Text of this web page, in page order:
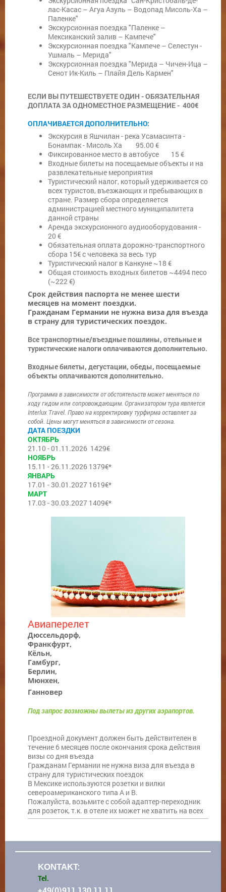
лас-Касас – Агуа Азуль – Водопад Мисоль-Ха –
Паленке"
Экскурсионная поездка "Паленке –
Мексиканский залив – Кампече"
Экскурсионная поездка "Кампече – Селестун -
Ушмаль – Мерида"
Экскурсионная поездка "Мерида – Чичен-Ица –
Сенот Ик-Киль – Плайя Дель Кармен"
ЕСЛИ ВЫ ПУТЕШЕСТВУЕТЕ ОДИН - ОБЯЗАТЕЛЬНАЯ
ДОПЛАТА ЗА ОДНОМЕСТНОЕ РАЗМЕЩЕНИЕ - 400€
ОПЛАЧИВАЕТСЯ ДОПОЛНИТЕЛЬНО:
Экскурсия в Яшчилан - река Усамасинта -
Бонампак - Мисоль Ха 95.00 €
Фиксированное место в автобусе 15 €
Входные билеты на посещаемые объекты и на
развлекательные мероприятия
Туристический налог, который удерживается со
всех туристов, въезжающих и пребывающих в
стране. Размер сбора определяется
администрацией местного муниципалитета
данной страны
Аренда экскурсионного аудиооборудования -
20 €
Обязательная оплата дорожно-транспортного
сбора 15€ с человека за весь тур
Туристический налог в Канкуне ~18 €
Общая стоимость входных билетов ~4494 песо
(~222 €)
Cрок действия паспорта не менее шести
месяцев на момент поездки.
Гражданам Германии не нужна виза для въезда
в страну для туристических поездок.
Все транспортные/въездные пошлины, отельные и
туристические налоги оплачиваются дополнительно.
Входные билеты, дегустации, обеды, посещаемые
объекты оплачиваются дополнительно.
Программа в зависимости от обстоятельств может меняться по
ходу гидом или сопровождающим. Организатором тура является
Interlux Travel. Право на корректировку турфирма оставляет за
собой. Цены могут меняться в зависимости от сезона.
ДАТА ПОЕЗДКИ
ОКТЯБРЬ
21.10 - 01.11.2026 1429€
НОЯБРЬ
15.11 - 26.11.2026 1379€*
ЯНВАРЬ
17.01 - 30.01.2027 1619€*
МАРТ
17.03 - 30.03.2027 1409€*
Авиаперелет
Дюссельдорф,
Франкфурт,
Кёльн,
Гамбург,
Берлин,
Мюнхен,
Ганновер
Под запрос возможны вылеты из других аэрапортов.
Проездной документ должен быть действителен в
течение 6 месяцев после окончания срока действия
визы со дня въезда
Гражданам Германии не нужна виза для въезда в
страну для туристических поездок
В Мексике используются розетки и вилки
североамериканского типа А и В.
Пожалуйста, возьмите с собой адаптер-переходник
для розеток, т.к. в отеле их может не хватить на всех
KONTAKT:
Tel.